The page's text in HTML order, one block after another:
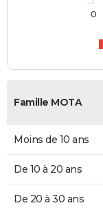
0
Famille MOTA
Moins de 10 ans
De 10 à 20 ans
De 20 à 30 ans